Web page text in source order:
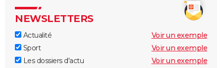
NEWSLETTERS
Actualité
Voir un exemple
Sport
Voir un exemple
Les dossiers d'actu
Voir un exemple